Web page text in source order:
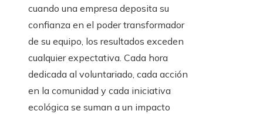
cuando una empresa deposita su
confianza en el poder transformador
de su equipo, los resultados exceden
cualquier expectativa. Cada hora
dedicada al voluntariado, cada acción
en la comunidad y cada iniciativa
ecológica se suman a un impacto